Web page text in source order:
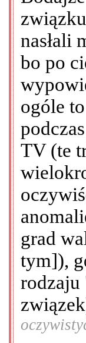
nasłali
bo po
ogóle
TV (te
grad
tym]),
rodzaju